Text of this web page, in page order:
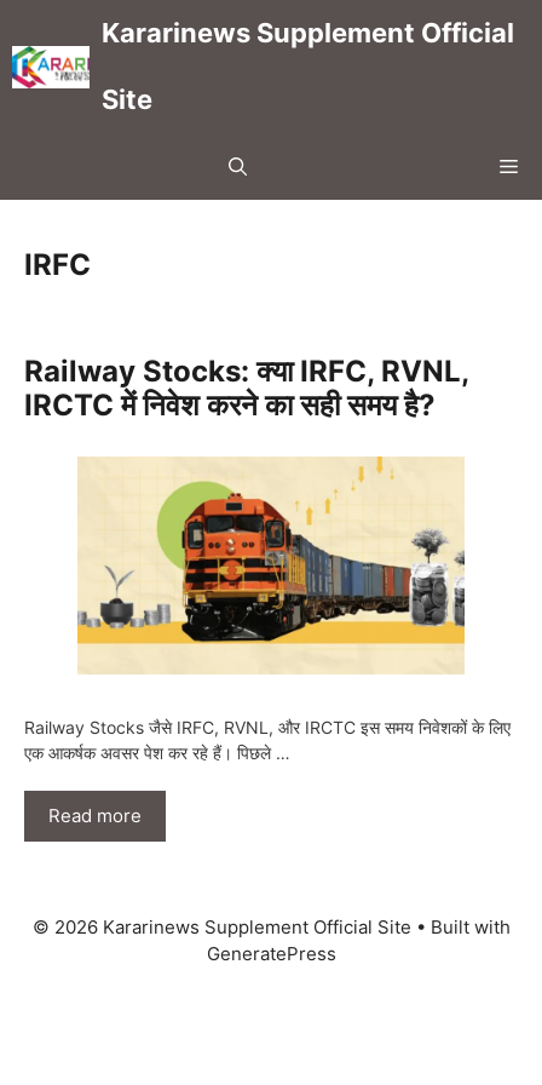
content
Kararinews Supplement Official
Site
IRFC
Railway Stocks: क्या IRFC, RVNL,
IRCTC में निवेश करने का सही समय है?
Railway Stocks जैसे IRFC, RVNL, और IRCTC इस समय निवेशकों के लिए
एक आकर्षक अवसर पेश कर रहे हैं। पिछले …
Read more
© 2026 Kararinews Supplement Official Site • Built with
GeneratePress